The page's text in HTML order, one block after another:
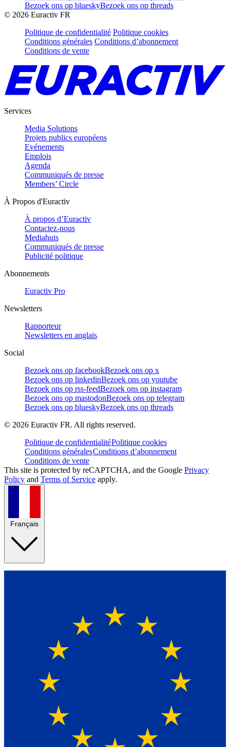
Bezoek ons op blueskyBezoek ons op threads
© 2026 Euractiv FR
Politique de confidentialité Politique cookies
Conditions générales Conditions d’abonnement
Conditions de vente
Services
Media Solutions
Projets publics européens
Evénements
Emplois
Agenda
Communiqués de presse
Members’ Circle
À Propos d'Euractiv
À propos d’Euractiv
Contactez-nous
Mediahuis
Communiqués de presse
Publicité politique
Abonnements
Euractiv Pro
Newsletters
Rapporteur
Newsletters en anglais
Social
Bezoek ons op facebookBezoek ons op x
Bezoek ons op linkedinBezoek ons op youtube
Bezoek ons op rss-feedBezoek ons op instagram
Bezoek ons op mastodonBezoek ons op telegram
Bezoek ons op blueskyBezoek ons op threads
© 2026 Euractiv FR. All rights reserved.
Politique de confidentialitéPolitique cookies
Conditions généralesConditions d’abonnement
Conditions de vente
This site is protected by reCAPTCHA, and the Google Privacy
Policy and Terms of Service apply.
Français